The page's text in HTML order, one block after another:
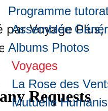
Programme
Assemblée
Albums Photos
Voyages
La Rose des
Mutuelle Humanis
par Voyage
le détail des